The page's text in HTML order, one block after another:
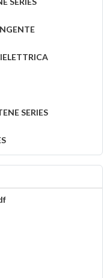
SERIES